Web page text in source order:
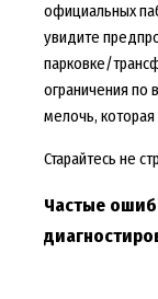
официальных
увидите
парковке/
ограничения по
мелочь,
Старайтесь не
Частые